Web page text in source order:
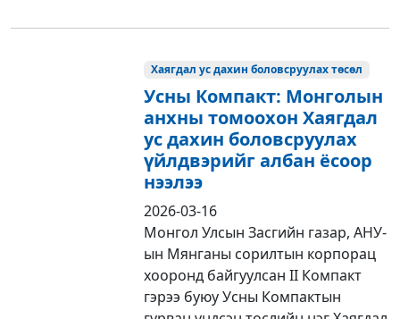
Хаягдал ус дахин боловсруулах төсөл
Усны Компакт: Монголын
анхны томоохон Хаягдал
ус дахин боловсруулах
үйлдвэрийг албан ёсоор
нээлээ
2026-03-16
Монгол Улсын Засгийн газар, АНУ-
ын Мянганы сорилтын корпорац
хооронд байгуулсан II Компакт
гэрээ буюу Усны Компактын